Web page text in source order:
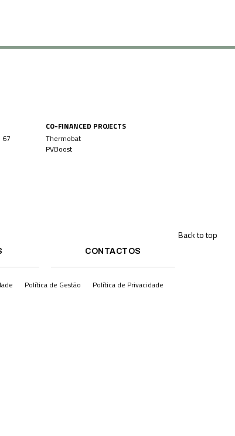
67
CO-FINANCED PROJECTS
Thermobat
PVBoost
CONTACTOS
Política de Gestão Política de Privacidade
Back to top